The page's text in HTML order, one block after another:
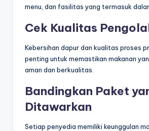
menu, dan fasilitas yang termasuk
Cek Kualitas
Kebersihan dapur dan kualitas proses
penting untuk memastikan makanan
aman dan berkualitas.
Bandingkan Paket
Ditawarkan
Setiap penyedia memiliki keunggulan